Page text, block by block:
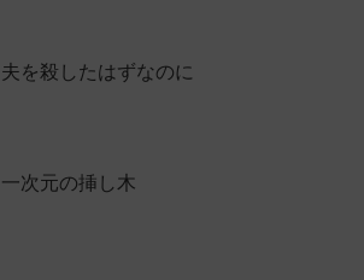
夫を殺したはずなのに
一次元の挿し木